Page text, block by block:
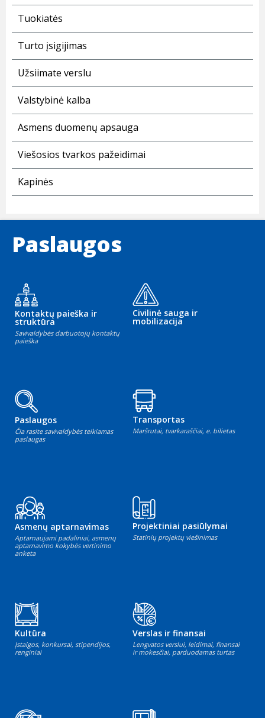
Tuokiatės
Turto įsigijimas
Užsiimate verslu
Valstybinė kalba
Asmens duomenų apsauga
Viešosios tvarkos pažeidimai
Kapinės
Paslaugos
Kontaktų paieška ir
struktūra
Savivaldybės darbuotojų kontaktų
paieška
Civilinė sauga ir
mobilizacija
Paslaugos
Čia rasite savivaldybės teikiamas
paslaugas
Transportas
Maršrutai, tvarkaraščiai, e. bilietas
Asmenų aptarnavimas
Aptarnaujami padaliniai, asmenų
aptarnavimo kokybės vertinimo
anketa
Projektiniai pasiūlymai
Statinių projektų viešinimas
Kultūra
Įstaigos, konkursai, stipendijos,
renginiai
Verslas ir finansai
Lengvatos verslui, leidimai, finansai
ir mokesčiai, parduodamas turtas